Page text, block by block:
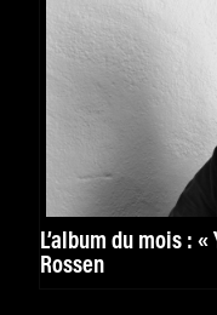
L’album du mois :
Rossen